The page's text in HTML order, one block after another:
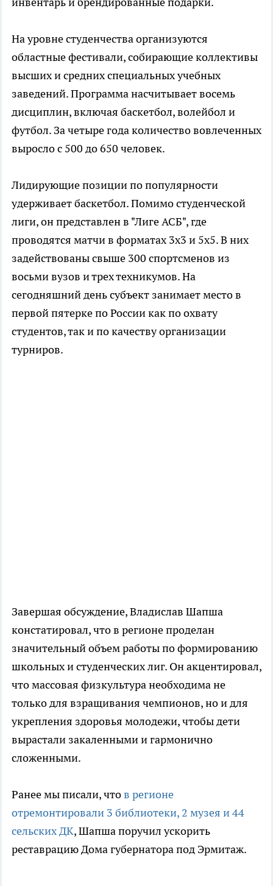
На уровне студенчества организуются
областные фестивали, собирающие коллективы
высших и средних специальных учебных
заведений. Программа насчитывает восемь
дисциплин, включая баскетбол, волейбол и
футбол. За четыре года количество вовлеченных
выросло с 500 до 650 человек.
Лидирующие позиции по популярности
удерживает баскетбол. Помимо студенческой
лиги, он представлен в "Лиге АСБ", где
проводятся матчи в форматах 3x3 и 5x5. В них
задействованы свыше 300 спортсменов из
восьми вузов и трех техникумов. На
сегодняшний день субъект занимает место в
первой пятерке по России как по охвату
студентов, так и по качеству организации
турниров.
Завершая обсуждение, Владислав Шапша
констатировал, что в регионе проделан
значительный объем работы по формированию
школьных и студенческих лиг. Он акцентировал,
что массовая физкультура необходима не
только для взращивания чемпионов, но и для
укрепления здоровья молодежи, чтобы дети
вырастали закаленными и гармонично
сложенными.
Ранее мы писали, чтов регионе
отремонтировали 3 библиотеки, 2 музея и 44
сельских ДК, Шапша поручил ускорить
реставрацию Дома губернатора под Эрмитаж.